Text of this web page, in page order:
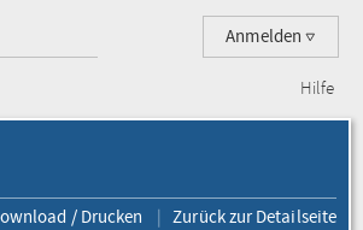
Anmelden
Hilfe
/ Drucken Zurück zur Detailseite